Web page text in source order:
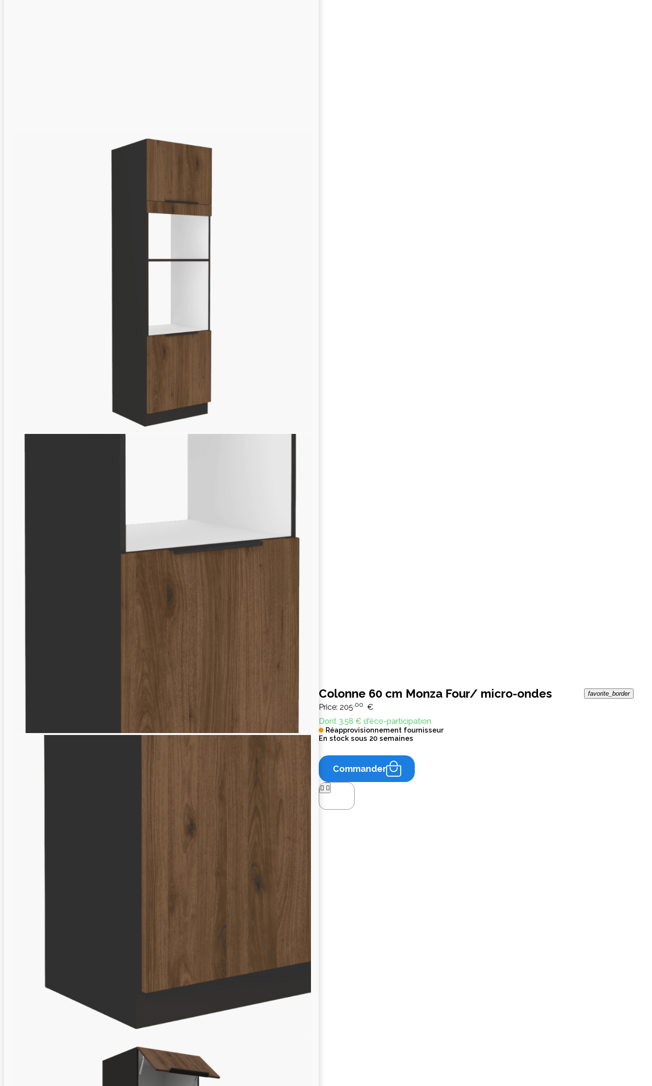
Colonne 60 cm Monza Four/ micro-ondes favorite_border
Price: 205 ,00 €
Dont 3,58 € d'éco-participation
Réapprovisionnement fournisseur
En stock sous 20 semaines
Commander
 